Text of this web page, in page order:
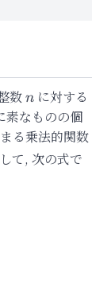
数n
n に対する
素なものの個
る乗法的関数
て, 次の式で